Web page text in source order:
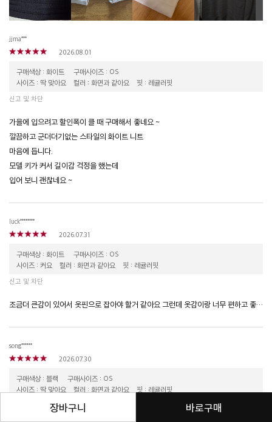
장바구니 바로구매
jjma***
2026.08.01
구매색상 : 화이트
구매사이즈 : OS
사이즈 : 딱 맞아요
컬러 : 화면과 같아요 핏 : 레귤러핏
신고 및 차단
가을에 입으려고 할인폭이 클 때 구매해서 좋네요 ~
깔끔하고 군더더기없는 스타일의 화이트 니트
마음에 듭니다.
모델 키가 커서 길이감 걱정을 했는데
입어 보니 괜찮네요 ~
luck********
2026.07.31
구매색상 : 화이트
구매사이즈 : OS
사이즈 : 커요
컬러 : 화면과 같아요 핏 : 레귤러핏
신고 및 차단
조금더 큰감이 있어서 옷핀으로 잡아야 할거 같아요 그런데 옷감이랑 너무 편하고 좋아요 전체적으로 이뻐요
song******
2026.07.30
구매색상 : 블랙
구매사이즈 : OS
사이즈 : 딱 맞아요
컬러 : 화면과 같아요 핏 : 레귤러핏